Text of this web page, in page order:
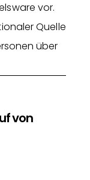
vor.
Quelle
über
von